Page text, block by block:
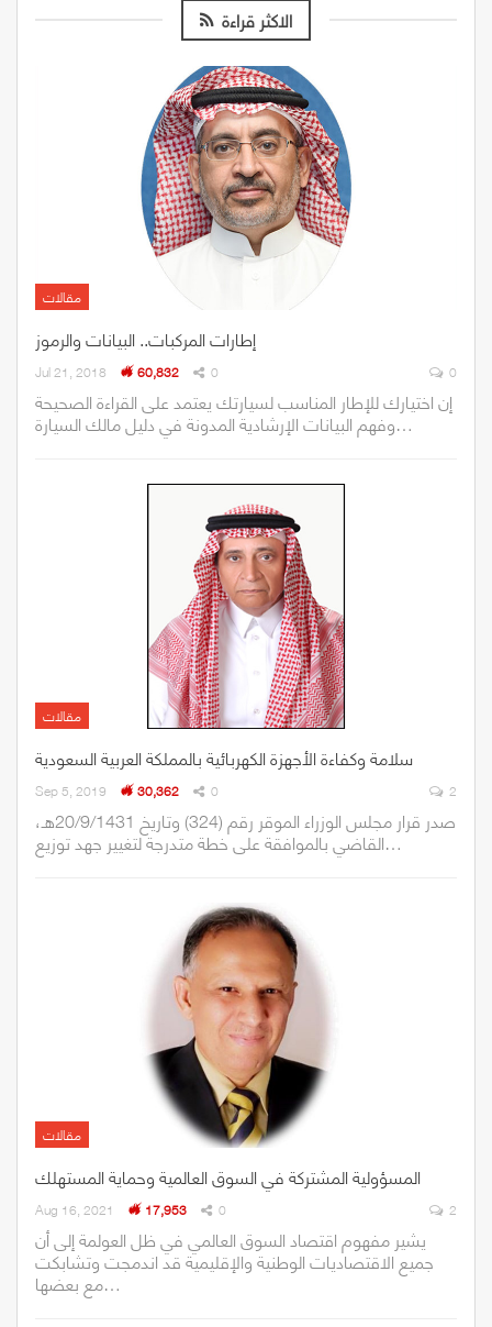
الاكثر قراءة
مقالات
إطارات المركبات.. البيانات والرموز
Jul 21, 2018 60,832 0 0
إن اختيارك للإطار المناسب لسيارتك يعتمد على القراءة الصحيحة
وفهم البيانات الإرشادية المدونة في دليل مالك السيارة…
مقالات
سلامة وكفاءة الأجهزة الكهربائية بالمملكة العربية السعودية
Sep 5, 2019 30,362 0 2
صدر قرار مجلس الوزراء الموقر رقم (324) وتاريخ 20/9/1431هـ،
القاضي بالموافقة على خطة متدرجة لتغيير جهد توزيع…
مقالات
المسؤولية المشتركة في السوق العالمية وحماية المستهلك
Aug 16, 2021 17,953 0 2
يشير مفهوم اقتصاد السوق العالمي في ظل العولمة إلى أن
جميع الاقتصاديات الوطنية والإقليمية قد اندمجت وتشابكت
مع بعضها…